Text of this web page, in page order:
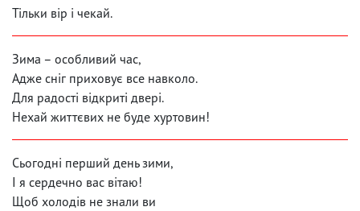
Тільки вір і чекай.
Зима – особливий час,
Адже сніг приховує все навколо.
Для радості відкриті двері.
Нехай життєвих не буде хуртовин!
Сьогодні перший день зими,
І я сердечно вас вітаю!
Щоб холодів не знали ви